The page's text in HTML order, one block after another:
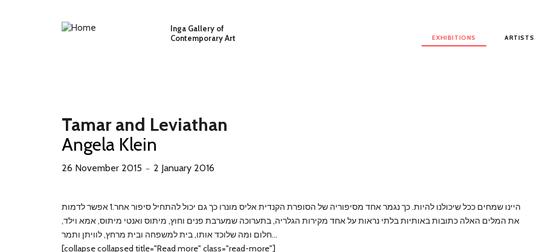
Inga Gallery of
Contemporary Art
EXHIBITIONS ARTISTS
Tamar and Leviathan
Angela Klein
26 November 2015 － 2 January 2016
היינו שמחים ככל שיכולנו להיות. כך נגמר אחד מסיפוריה של הסופרת הקנדית אליס מונרו כך גם יכול להתחיל סיפור אחר.1 אפשר לדמות
את המלים האלה כתובות באותיות בלתי נראות על אחד מקירות הגלריה, בתערוכה שמערבת פנים וחוץ, מיתוס ואנטי מיתוס, אמא וילד,
חלום ומה שלוכד אותו, בית למשפחה ובית מרחץ, לוויתן ותמר...
[collapse collapsed title="Read more" class="read-more"]